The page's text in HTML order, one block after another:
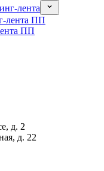
лента
лента ПП
ПП
д. 2
д. 22